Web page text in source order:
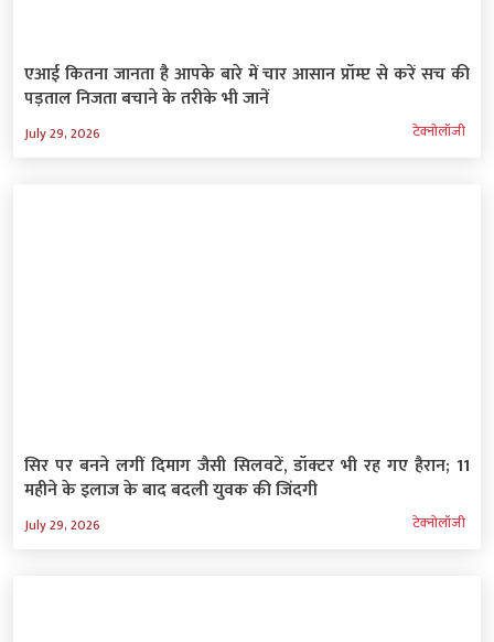
एआई कितना जानता है आपके बारे में चार आसान प्रॉम्प्ट से करें सच की
पड़ताल निजता बचाने के तरीके भी जानें
July 29, 2026 टेक्‍नोलॉजी
सिर पर बनने लगीं दिमाग जैसी सिलवटें, डॉक्टर भी रह गए हैरान; 11
महीने के इलाज के बाद बदली युवक की जिंदगी
July 29, 2026 टेक्‍नोलॉजी